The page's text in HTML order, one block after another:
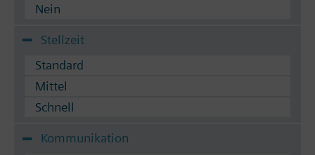
Nein
Stellzeit
Standard
Mittel
Schnell
Kommunikation